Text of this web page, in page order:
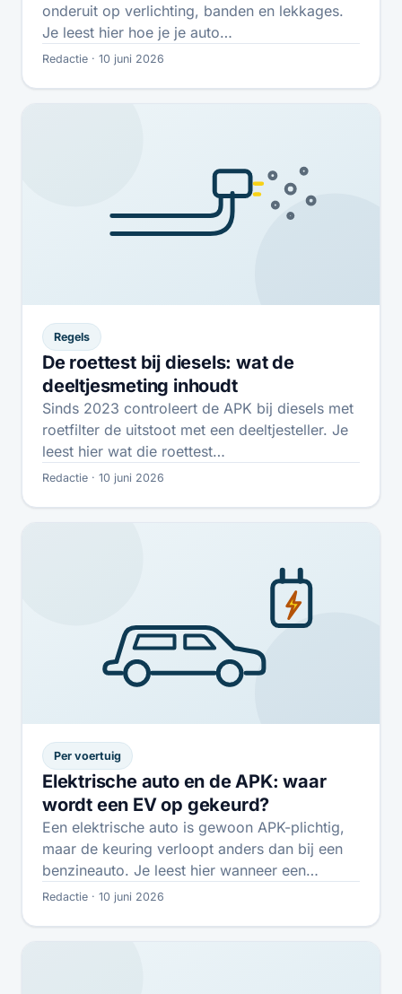
onderuit op verlichting, banden en lekkages.
Je leest hier hoe je je auto…
Redactie · 10 juni 2026
Regels
De roettest bij diesels: wat de
deeltjesmeting inhoudt
Sinds 2023 controleert de APK bij diesels met
roetfilter de uitstoot met een deeltjesteller. Je
leest hier wat die roettest…
Redactie · 10 juni 2026
Per voertuig
Elektrische auto en de APK: waar
wordt een EV op gekeurd?
Een elektrische auto is gewoon APK-plichtig,
maar de keuring verloopt anders dan bij een
benzineauto. Je leest hier wanneer een…
Redactie · 10 juni 2026